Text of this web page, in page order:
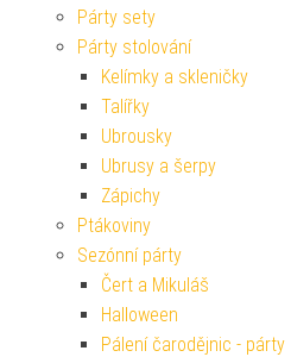
Párty sety
Párty stolování
Kelímky a skleničky
Talířky
Ubrousky
Ubrusy a šerpy
Zápichy
Ptákoviny
Sezónní párty
Čert a Mikuláš
Halloween
Pálení čarodějnic - párty